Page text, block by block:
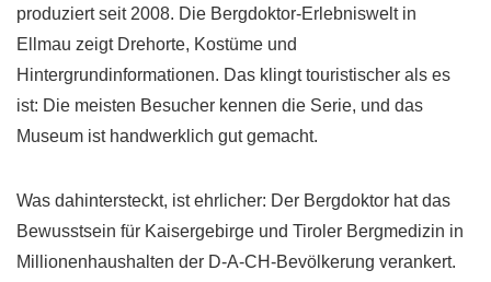
produziert seit 2008. Die Bergdoktor-Erlebniswelt in
Ellmau zeigt Drehorte, Kostüme und
Hintergrundinformationen. Das klingt touristischer als es
ist: Die meisten Besucher kennen die Serie, und das
Museum ist handwerklich gut gemacht.
Was dahintersteckt, ist ehrlicher: Der Bergdoktor hat das
Bewusstsein für Kaisergebirge und Tiroler Bergmedizin in
Millionenhaushalten der D-A-CH-Bevölkerung verankert.